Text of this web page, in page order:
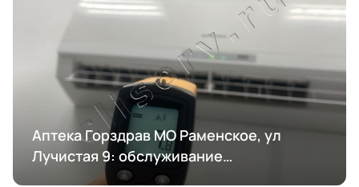
Аптека Горздрав МО Раменское, ул
Лучистая 9: обслуживание
кондиционирования